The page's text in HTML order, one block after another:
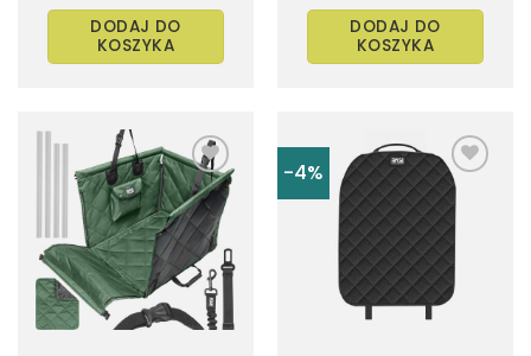
DODAJ DO
KOSZYKA
DODAJ DO
KOSZYKA
Dodaj
do
listy
życzeń
-4%
Dodaj
do
listy
życzeń